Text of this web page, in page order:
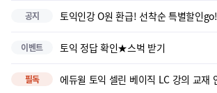
공지 토익인강 O원 환급! 선착순 특별할인
이벤트 토익 정답 확인★스벅 받기
필독 에듀윌 토익 셀린 베이직 LC 강의 교재